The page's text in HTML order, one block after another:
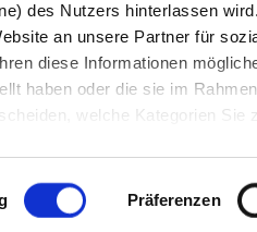
des Nutzers hinterlassen
an unsere Partner für
diese Informationen
haben oder die sie im
welche Kategorien
Präferenzen